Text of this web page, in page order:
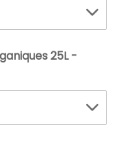
25L -